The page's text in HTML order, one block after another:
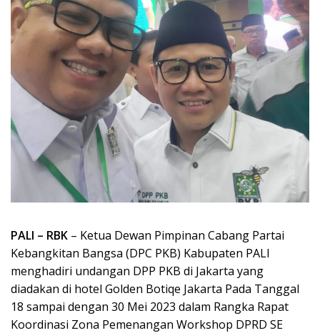
PALI – RBK – Ketua Dewan Pimpinan Cabang Partai
Kebangkitan Bangsa (DPC PKB) Kabupaten PALI
menghadiri undangan DPP PKB di Jakarta yang
diadakan di hotel Golden Botiqe Jakarta Pada Tanggal
18 sampai dengan 30 Mei 2023 dalam Rangka Rapat
Koordinasi Zona Pemenangan Workshop DPRD SE